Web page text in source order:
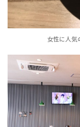
女性に人気